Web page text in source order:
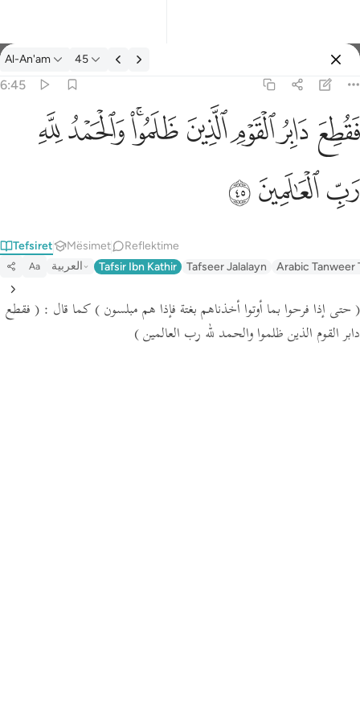
Tefsir: Al-An'am 6:45
Al-An'am 45
6:45
فقطع دابر القوم الذين ظلموا والحمد لله رب العالمين ٤٥
ٱلْقَوْمِ ٱلَّذِينَ ظَلَمُوا۟ ۚ وَٱلْحَمْدُ لِلَّهِ رَبِّ ٱلْعَـٰلَمِينَ ٤٥ﱁ ﱂﱃﱄﱅﱆﱇﱈ
ﱉﱊﱋ
Tefsiret Mësimet Reflektime
Aa العربية Tafsir Ibn Kathir Tafseer Jalalayn Arabic Tanweer
( حتى إذا فرحوا بما أوتوا أخذناهم بغتة فإذا هم مبلسون ) كما قال : ( فقطع
دابر القوم الذين ظلموا والحمد لله رب العالمين )